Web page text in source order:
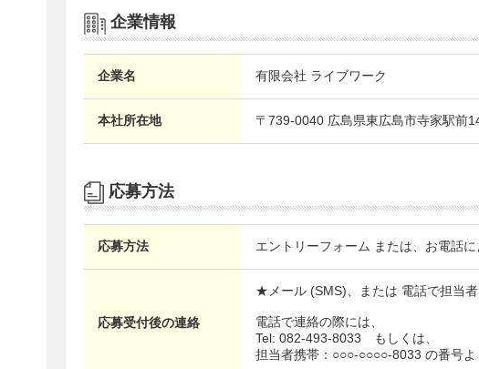
企業情報
企業名 有限会社 ライブワーク
本社所在地 〒739-0040 広島県東広島市寺家駅前
応募方法
応募方法 エントリーフォーム または、お電話
応募受付後の連絡
★メール (SMS)、または 電話で担当
電話で連絡の際には、
Tel: 082-493-8033 もしくは、
担当者携帯：○○○-○○○○-8033 の番号